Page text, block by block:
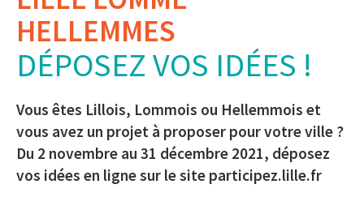
HELLEMMES
DÉPOSEZ VOS IDÉES !
Vous êtes Lillois, Lommois ou Hellemmois et
vous avez un projet à proposer pour votre ville ?
Du 2 novembre au 31 décembre 2021, déposez
vos idées en ligne sur le site participez.lille.fr